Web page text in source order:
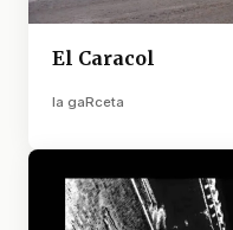
El Caracol
la gaRceta